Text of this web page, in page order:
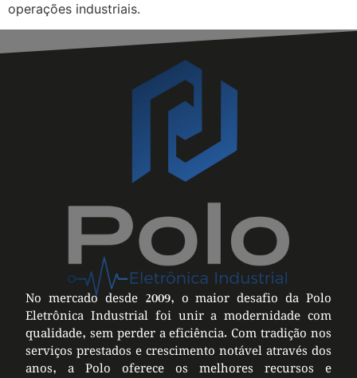
operações industriais.
No mercado desde 2009, o maior desafio da Polo
Eletrônica Industrial foi unir a modernidade com
qualidade, sem perder a eficiência. Com tradição nos
serviços prestados e crescimento notável através dos
anos, a Polo oferece os melhores recursos e